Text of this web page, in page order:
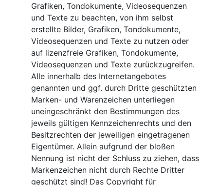
Grafiken, Tondokumente, Videosequenzen
und Texte zu beachten, von ihm selbst
erstellte Bilder, Grafiken, Tondokumente,
Videosequenzen und Texte zu nutzen oder
auf lizenzfreie Grafiken, Tondokumente,
Videosequenzen und Texte zurückzugreifen.
Alle innerhalb des Internetangebotes
genannten und ggf. durch Dritte geschützten
Marken- und Warenzeichen unterliegen
uneingeschränkt den Bestimmungen des
jeweils gültigen Kennzeichenrechts und den
Besitzrechten der jeweiligen eingetragenen
Eigentümer. Allein aufgrund der bloßen
Nennung ist nicht der Schluss zu ziehen, dass
Markenzeichen nicht durch Rechte Dritter
geschützt sind! Das Copyright für